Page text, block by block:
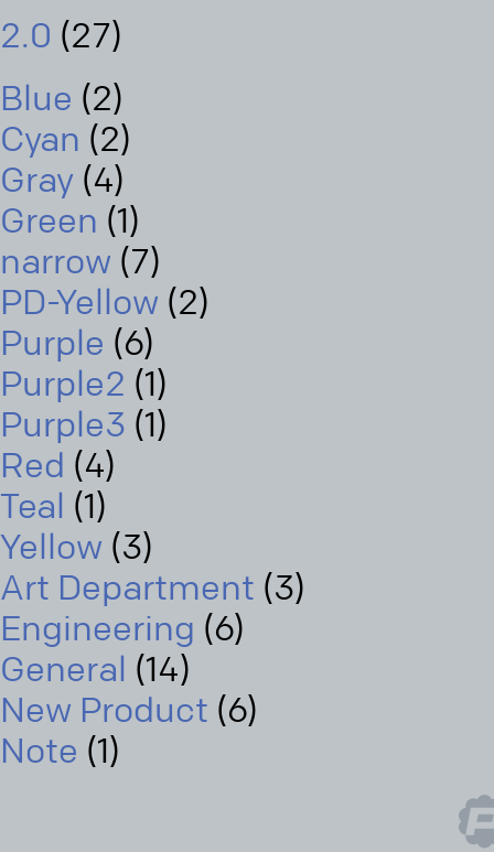
2.0 (27)
Blue (2)
Cyan (2)
Gray (4)
Green (1)
narrow (7)
PD-Yellow (2)
Purple (6)
Purple2 (1)
Purple3 (1)
Red (4)
Teal (1)
Yellow (3)
Art Department (3)
Engineering (6)
General (14)
New Product (6)
Note (1)